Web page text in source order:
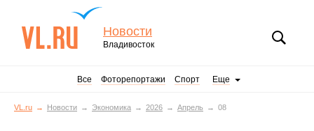
Новости
Владивосток
Все Фоторепортажи Спорт Еще
VL.ru Новости Экономика 2026 Апрель 08